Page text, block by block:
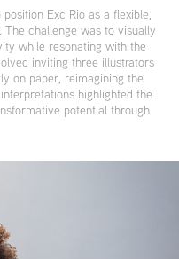
Exc Rio as a flexible,
challenge was to visually
while resonating with the
inviting three illustrators
on paper, reimagining the
highlighted the
potential through